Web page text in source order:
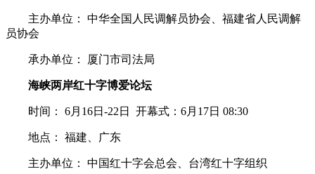
主办单位： 中华全国人民调解员协会、福建省人民调解
员协会
承办单位： 厦门市司法局
海峡两岸红十字博爱论坛
时间： 6月16日-22日 开幕式：6月17日 08:30
地点： 福建、广东
主办单位： 中国红十字会总会、台湾红十字组织